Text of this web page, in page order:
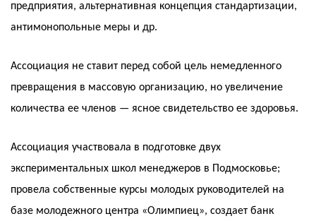
предприятия, альтернативная концепция стандартизации,
антимонопольные меры и др.
Ассоциация не ставит перед собой цель немедленного
превращения в массовую организацию, но увеличение
количества ее членов — ясное свидетельство ее здоровья.
Ассоциация участвовала в подготовке двух
экспериментальных школ менеджеров в Подмосковье;
провела собственные курсы молодых руководителей на
базе молодежного центра «Олимпиец», создает банк